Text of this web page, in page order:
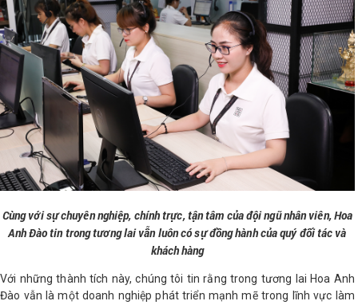
Cùng với sự chuyên nghiệp, chính trực, tận tâm của đội ngũ nhân viên, Hoa
Anh Đào tin trong tương lai vẫn luôn có sự đồng hành của quý đối tác và
khách hàng
Với những thành tích này, chúng tôi tin rằng trong tương lai Hoa Anh
Đào vẫn là một doanh nghiệp phát triển mạnh mẽ trong lĩnh vực làm